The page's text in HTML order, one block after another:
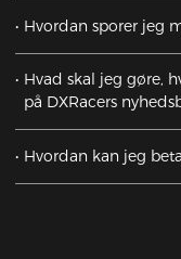
Hvordan sporer jeg
Hvad skal jeg gøre,
på DXRacers
Hvordan kan jeg